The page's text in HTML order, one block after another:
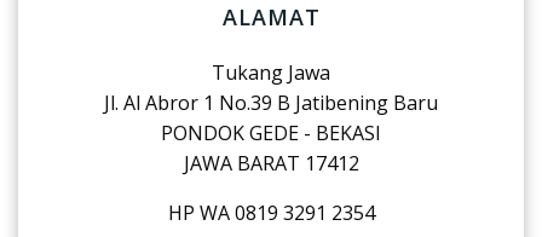
ALAMAT
Tukang Jawa
Jl. Al Abror 1 No.39 B Jatibening Baru
PONDOK GEDE - BEKASI
JAWA BARAT 17412
HP WA 0819 3291 2354